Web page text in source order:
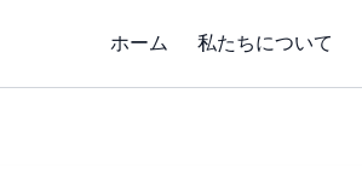
ホーム 私たちについて